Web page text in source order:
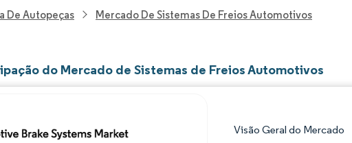
De Autopeças Mercado De Sistemas De Freios Automotivos
do Mercado de Sistemas de Freios Automotivos
Visão Geral do Mercado